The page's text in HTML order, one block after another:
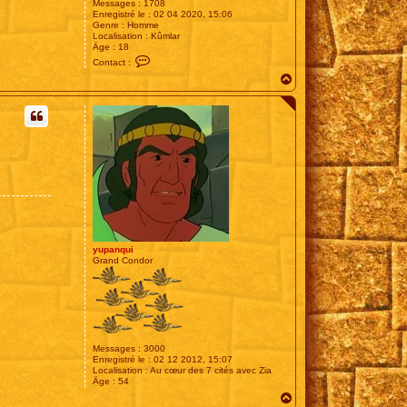
Messages : 1708
Enregistré le : 02 04 2020, 15:06
Genre : Homme
Localisation : Kûmlar
Âge : 18
Contact :
t
c
t
e
r
E
s
e
a
u
yupanqui
Grand Condor
Messages : 3000
Enregistré le : 02 12 2012, 15:07
Localisation : Au cœur des 7 cités avec Zia
Âge : 54